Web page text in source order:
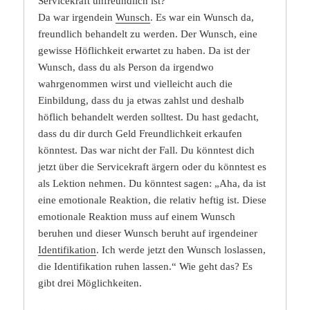
Da war irgendeinWunsch. Es war ein Wunsch da,
freundlich behandelt zu werden. Der Wunsch, eine
gewisse Höflichkeit erwartet zu haben. Da ist der
Wunsch, dass du als Person da irgendwo
wahrgenommen wirst und vielleicht auch die
Einbildung, dass du ja etwas zahlst und deshalb
höflich behandelt werden solltest. Du hast gedacht,
dass du dir durch Geld Freundlichkeit erkaufen
könntest. Das war nicht der Fall. Du könntest dich
jetzt über die Servicekraft ärgern oder du könntest es
als Lektion nehmen. Du könntest sagen: „Aha, da ist
eine emotionale Reaktion, die relativ heftig ist. Diese
emotionale Reaktion muss auf einem Wunsch
beruhen und dieser Wunsch beruht auf irgendeiner
Identifikation. Ich werde jetzt den Wunsch loslassen,
die Identifikation ruhen lassen.“ Wie geht das? Es
gibt drei Möglichkeiten.